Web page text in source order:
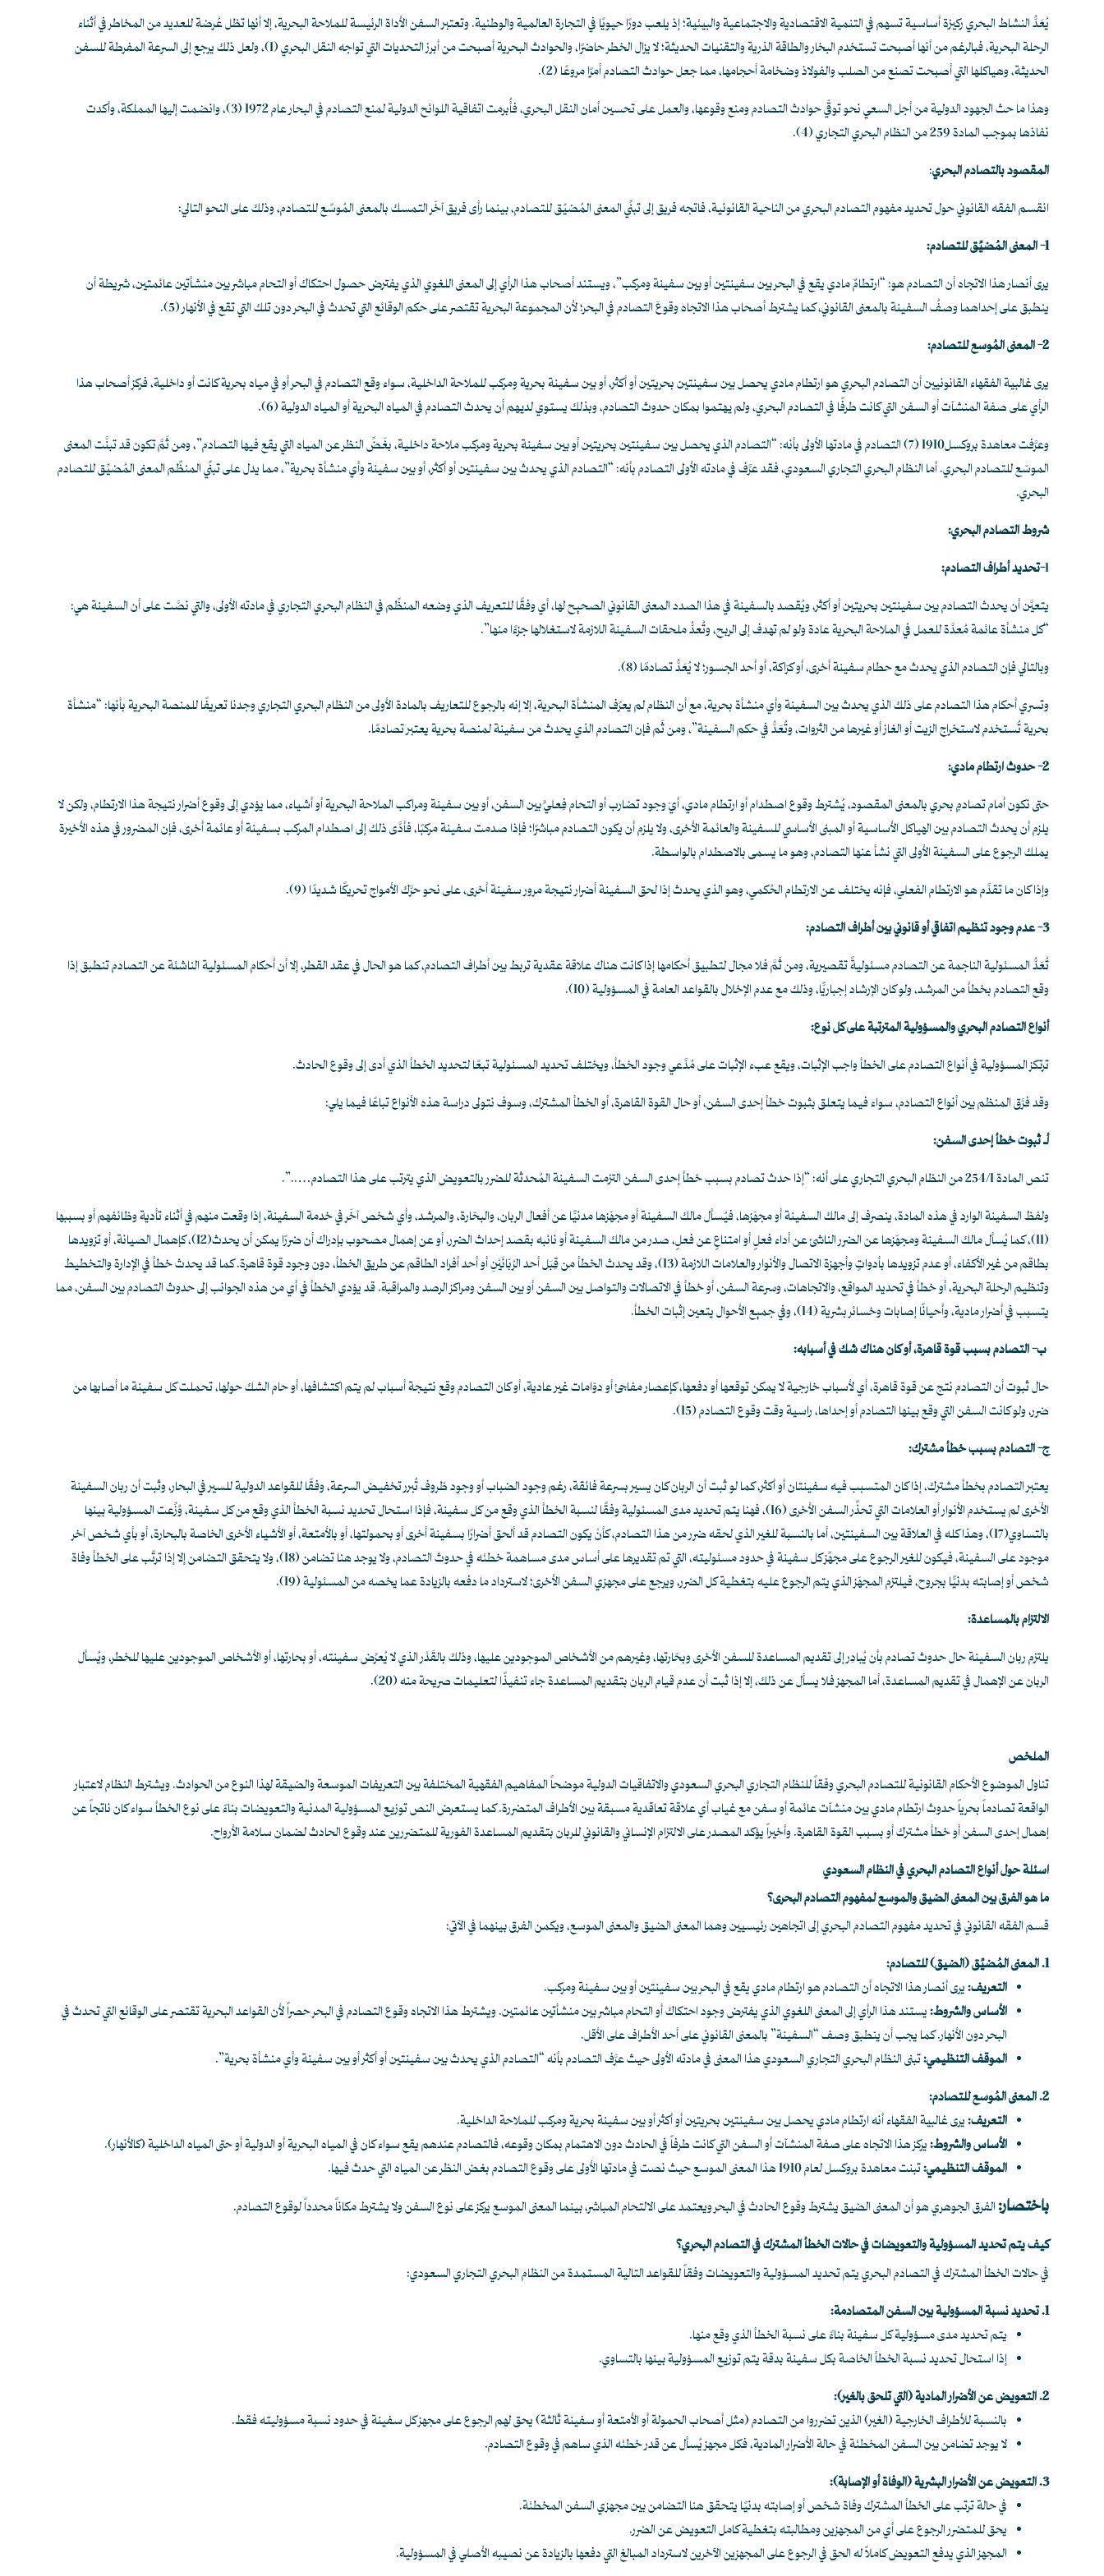
يُعَدُّ النشاط البحري ركيزة أساسية تسهم في التنمية الاقتصادية والاجتماعية والبيئية؛ إذ يلعب دورًا حيويًا في التجارة العالمية والوطنية. وتعتبر السفن الأداة الرئيسة للملاحة البحرية، إلا أنها تظل عُرضة للعديد من المخاطر في أثناء
الرحلة البحرية، فبالرغم من أنها أصبحت تستخدم البخار والطاقة الذرية والتقنيات الحديثة؛ لا يزال الخطر حاضرًا، والحوادث البحرية أصبحت من أبرز التحديات التي تواجه النقل البحري(1) ، ولعل ذلك يرجع إلى السرعة المفرطة للسفن
الحديثة، وهياكلها التي أصبحت تصنع من الصلب والفولاذ وضخامة أحجامها، مما جعل حوادث التصادم أمرًا مروعًا(2)
.
وهذا ما حث الجهود الدولية من أجل السعي نحو توقّي حوادث التصادم ومنع وقوعها، والعمل على تحسين أمان النقل البحري، فأُبرمت اتفاقية اللوائح الدولية لمنع التصادم في البحار عام 1972
(3)
، وانضمت إليها المملكة، وأكدت
نفاذها بموجب المادة 259 من النظام البحري التجاري
(4)
.
المقصود بالتصادم البحري:
انقسم الفقه القانوني حول تحديد مفهوم التصادم البحري من الناحية القانونية، فاتجه فريق إلى تبنِّي المعنى المُضيِّق للتصادم، بينما رأى فريق آخَر التمسك بالمعنى المُوسِّع للتصادم، وذلك على النحو التالي:
1- المعنى المُضيِّق للتصادم:
يرى أنصار هذا الاتجاه أن التصادم هو: “ارتطامٌ مادي يقع في البحر بين سفينتين أو بين سفينة ومركب”، ويستند أصحاب هذا الرأي إلى المعنى اللغوي الذي يفترض حصول احتكاك أو التحام مباشر بين منشأتين عائمتين، شريطة أن
ينطبق على إحداهما وصفُ السفينة بالمعنى القانوني، كما يشترط أصحاب هذا الاتجاه وقوعَ التصادم في البحر؛ لأن المجموعة البحرية تقتصر على حكم الوقائع التي تحدث في البحر دون تلك التي تقع في الأنهار(5)
.
2- المعنى المُوسع للتصادم:
يرى غالبية الفقهاء القانونيين أن التصادم البحري هو ارتطام مادي يحصل بين سفينتين بحريتين أو أكثر، أو بين سفينة بحرية ومركب للملاحة الداخلية، سواء وقع التصادم في البحر أو في مياه بحرية كانت أو داخلية، فركز أصحاب هذا
الرأي على صفة المنشآت أو السفن التي كانت طرفًا في التصادم البحري، ولم يهتموا بمكان حدوث التصادم، وبذلك يستوي لديهم أن يحدث التصادم في المياه البحرية أو المياه الدولية(6)
.
وعرَّفت معاهدة بروكسل1910
(7)
التصادم في مادتها الأولى بأنه: “التصادم الذي يحصل بين سفينتين بحريتين أو بين سفينة بحرية ومركب ملاحة داخلية، بغَضِّ النظر عن المياه التي يقع فيها التصادم”، ومن ثَمَّ تكون قد تبنَّت المعنى
الموسّع للتصادم البحري. أما النظام البحري التجاري السعودي، فقد عرَّف في مادته الأولى التصادم بأنه: “التصادم الذي يحدث بين سفينتين أو أكثر، أو بين سفينة وأي منشأة بحرية”، مما يدل على تبنِّي المنظِّم المعنى المُضيِّق للتصادم
البحري.
شروط التصادم البحري:
1-تحديد أطراف التصادم:
يتعيَّن أن يحدث التصادم بين سفينتين بحريتين أو أكثر، ويُقصد بالسفينة في هذا الصدد المعنى القانوني الصحيح لها، أي وفقًا للتعريف الذي وضعه المنظِّم في النظام البحري التجاري في مادته الأولى، والتي نصَّت على أن السفينة هي:
“كل منشأة عائمة مُعدَّة للعمل في الملاحة البحرية عادة ولو لم تهدف إلى الربح، وتُعدُّ ملحقات السفينة اللازمة لاستغلالها جزءًا منها”.
وبالتالي فإن التصادم الذي يحدث مع حطام سفينة أخرى، أو كرّاكة، أو أحد الجسور؛ لا يُعَدُّ تصادمًا(8)
.
وتسري أحكام هذا التصادم على ذلك الذي يحدث بين السفينة وأي منشأة بحرية، مع أن النظام لم يعرِّف المنشأة البحرية، إلا إنه بالرجوع للتعاريف بالمادة الأولى من النظام البحري التجاري وجدنا تعريفًا للمنصة البحرية بأنها: “منشأة
بحرية تُستخدم لاستخراج الزيت أو الغاز أو غيرها من الثروات، وتُعَدُّ في حكم السفينة”، ومن ثَم فإن التصادم الذي يحدث من سفينة لمنصة بحرية يعتبر تصادمًا.
2- حدوث ارتطام مادي:
حتى نكون أمام تصادمٍ بحري بالمعنى المقصود، يُشترط وقوع اصطدام أو ارتطام مادي، أيْ وجود تضارب أو التحام فِعليٍّ بين السفن، أو بين سفينة ومراكب الملاحة البحرية أو أشياء، مما يؤدي إلى وقوع أضرار نتيجة هذا الارتطام، ولكن لا
يلزم أن يحدث التصادم بين الهياكل الأساسية أو المبنى الأساسي للسفينة والعائمة الأخرى، ولا يلزم أن يكون التصادم مباشرًا؛ فإذا صدمت سفينة مركبًا، فأدَّى ذلك إلى اصطدام المركب بسفينة أو عائمة أخرى، فإن المضرور في هذه الأخيرة
يملك الرجوع على السفينة الأولى التي نشأ عنها التصادم، وهو ما يسمى بالاصطدام بالواسطة.
وإذا كان ما تقدَّم هو الارتطام الفعلي، فإنه يختلف عن الارتطام الحُكمي، وهو الذي يحدث إذا لحق السفينة أضرار نتيجة مرور سفينة أخرى، على نحو حرَّك الأمواج تحريكًا شديدًا(9)
.
3- عدم وجود تنظيم اتفاقي أو قانوني بين أطراف التصادم:
تُعَدُّ المسئولية الناجمة عن التصادم مسئوليةً تقصيرية، ومن ثَمَّ فلا مجال لتطبيق أحكامها إذا كانت هناك علاقة عقدية تربط بين أطراف التصادم، كما هو الحال في عقد القطر، إلا أن أحكام المسئولية الناشئة عن التصادم تنطبق إذا
وقع التصادم بخطأ من المرشد، ولو كان الإرشاد إجباريًّا، وذلك مع عدم الإخلال بالقواعد العامة في المسؤولية(10)
.
أنواع التصادم البحري والمسؤولية المترتبة على كل نوع:
ترتكز المسؤولية في أنواع التصادم على الخطأ واجب الإثبات، ويقع عبء الإثبات على مُدَّعي وجود الخطأ، ويختلف تحديد المسئولية تبعًا لتحديد الخطأ الذي أدى إلى وقوع الحادث.
وقد فرَّق المنظم بين أنواع التصادم، سواء فيما يتعلق بثبوت خطأ إحدى السفن، أو حال القوة القاهرة، أو الخطأ المشترك، وسوف نتولى دراسة هذه الأنواع تباعًا فيما يلي:
أـ ثبوت خطأ إحدى السفن:
تنص المادة 254/1 من النظام البحري التجاري على أنه: “إذا حدث تصادم بسبب خطأ إحدى السفن التزمت السفينة المُحدثة للضرر بالتعويض الذي يترتب على هذا التصادم…..”.
ولفظ السفينة الوارد في هذه المادة، ينصرف إلى مالك السفينة أو مجهّزها، فيُسأل مالك السفينة أو مجهّزها مدنيًّا عن أفعال الربان، والبحّارة، والمرشد، وأي شخص آخَر في خدمة السفينة، إذا وقعت منهم في أثناء تأدية وظائفهم أو بسببها
(11)
، كما يُسأل مالك السفينة ومجهّزها عن الضرر الناشئ عن أداء فعلٍ أو امتناعٍ عن فعلٍ، صدر من مالك السفينة أو نائبه بقصد إحداث الضرر، أو عن إهمال مصحوب بإدراك أن ضررًا يمكن أن يحدث(12)
، كإهمال الصيانة، أو تزويدها
بطاقم من غير الأكفاء، أو عدم تزويدها بأدواتٍ وأجهزة الاتصال والأنوار والعلامات اللازمة(13)
، وقد يحدث الخطأ من قِبَل أحد الرُبّانَيْنِ أو أحد أفراد الطاقم عن طريق الخطأ، دون وجود قوة قاهرة. كما قد يحدث خطأ في الإدارة والتخطيط
وتنظيم الرحلة البحرية، أو خطأ في تحديد المواقع، والاتجاهات، وسرعة السفن، أو خطأ في الاتصالات والتواصل بين السفن أو بين السفن ومراكز الرصد والمراقبة. قد يؤدي الخطأ في أي من هذه الجوانب إلى حدوث التصادم بين السفن، مما
يتسبب في أضرار مادية، وأحيانًا إصابات وخسائر بشرية(14) ،وفي جميع الأحوال يتعين إثبات الخطأ.
ب-التصادم بسبب قوة قاهرة، أو كان هناك شك في أسبابه:
حال ثبوت أن التصادم نتج عن قوة قاهرة، أي لأسباب خارجية لا يمكن توقعها أو دفعها، كإعصار مفاجئ أو دوّامات غير عادية، أو كان التصادم وقع نتيجة أسباب لم يتم اكتشافها، أو حام الشك حولها، تحملت كل سفينة ما أصابها من
ضرر، ولو كانت السفن التي وقع بينها التصادم أو إحداها، راسية وقت وقوع التصادم(15)
.
ج-التصادم بسبب خطأ مشترك:
يعتبر التصادم بخطأ مشترك، إذا كان المتسبب فيه سفينتان أو أكثر، كما لو ثبت أن الربان كان يسير بسرعة فائقة، رغم وجود الضباب أو وجود ظروف تُبرر تخفيض السرعة، وفقًا للقواعد الدولية للسير في البحار، وثبت أن ربان السفينة
الأخرى لم يستخدم الأنوار أو العلامات التي تحذِّر السفن الأخرى(16)
، فهنا يتم تحديد مدى المسئولية وفقًا لنسبة الخطأ الذي وقع من كل سفينة، فإذا استحال تحديد نسبة الخطأ الذي وقع من كل سفينة، وُزِّعت المسؤولية بينها
بالتساوي(17)
، وهذا كله في العلاقة بين السفينتين، أما بالنسبة للغير الذي لحقه ضرر من هذا التصادم، كأنْ يكون التصادم قد ألحق أضرارًا بسفينة أخرى أو بحمولتها، أو بالأمتعة، أو الأشياء الأخرى الخاصة بالبحارة، أو بأي شخص آخر
موجود على السفينة، فيكون للغير الرجوع على مجهِّز كل سفينة في حدود مسئوليته، التي تم تقديرها على أساس مدى مساهمة خطئه في حدوث التصادم، ولا يوجد هنا تضامن(18)
، ولا يتحقق التضامن إلا إذا ترتّب على الخطأ وفاة
شخص أو إصابته بدنيًّا بجروح، فيلتزم المجهّز الذي يتم الرجوع عليه بتغطية كل الضرر، ويرجع على مجهزي السفن الأخرى؛ لاسترداد ما دفعه بالزيادة عما يخصه من المسئولية(19)
.
الالتزام بالمساعدة:
يلتزم ربان السفينة حال حدوث تصادم بأن يُبادِر إلى تقديم المساعدة للسفن الأخرى وبحّارتها، وغيرهم من الأشخاص الموجودين عليها، وذلك بالقَدْر الذي لا يُعرِّض سفينته، أو بحارتها، أو الأشخاص الموجودين عليها للخطر، ويُسأل
الربان عن الإهمال في تقديم المساعدة، أما المجهز فلا يسأل عن ذلك، إلا إذا ثبت أن عدم قيام الربان بتقديم المساعدة جاء تنفيذًا لتعليمات صريحة منه(20)
.
الملخص
تناول الموضوع الأحكام القانونية للتصادم البحري وفقاً للنظام التجاري البحري السعودي والاتفاقيات الدولية موضحاً المفاهيم الفقهية المختلفة بين التعريفات الموسعة والضيقة لهذا النوع من الحوادث. ويشترط النظام لاعتبار
الواقعة تصادماً بحرياً حدوث ارتطام مادي بين منشآت عائمة أو سفن مع غياب أي علاقة تعاقدية مسبقة بين الأطراف المتضررة. كما يستعرض النص توزيع المسؤولية المدنية والتعويضات بناءً على نوع الخطأ سواء كان ناتجاً عن
إهمال إحدى السفن أو خطأ مشترك أو بسبب القوة القاهرة. وأخيراً يؤكد المصدر على الالتزام الإنساني والقانوني للربان بتقديم المساعدة الفورية للمتضررين عند وقوع الحادث لضمان سلامة الأرواح.
اسئلة حول أنواع التصادم البحري في النظام السعودي
ما هو الفرق بين المعنى الضيق والموسع لمفهوم التصادم البحرى؟
قسم الفقه القانوني في تحديد مفهوم التصادم البحري إلى اتجاهين رئيسيين وهما المعنى الضيق والمعنى الموسع، ويكمن الفرق بينهما في الآتي:
1. المعنى المُضيِّق (الضيق) للتصادم:
التعريف:يرى أنصار هذا الاتجاه أن التصادم هو ارتطام مادي يقع في البحر بين سفينتين أو بين سفينة ومركب.
الأساس والشروط:يستند هذا الرأي إلى المعنى اللغوي الذي يفترض وجود احتكاك أو التحام مباشر بين منشأتين عائمتين. ويشترط هذا الاتجاه وقوع التصادم في البحر حصراً لأن القواعد البحرية تقتصر على الوقائع التي تحدث في
البحر دون الأنهار. كما يجب أن ينطبق وصف “السفينة” بالمعنى القانوني على أحد الأطراف على الأقل.
الموقف التنظيمي:تبنى النظام البحري التجاري السعودي هذا المعنى في مادته الأولى حيث عرَّف التصادم بأنه “التصادم الذي يحدث بين سفينتين أو أكثر أو بين سفينة وأي منشأة بحرية”.
2. المعنى المُوسع للتصادم:
التعريف:يرى غالبية الفقهاء أنه ارتطام مادي يحصل بين سفينتين بحريتين أو أكثر أو بين سفينة بحرية ومركب للملاحة الداخلية.
الأساس والشروط:يركز هذا الاتجاه على صفة المنشآت أو السفن التي كانت طرفاً في الحادث دون الاهتمام بمكان وقوعه، فالتصادم عندهم يقع سواء كان في المياه البحرية أو الدولية أو حتى المياه الداخلية (كالأنهار).
الموقف التنظيمي:تبنت معاهدة بروكسل لعام 1910 هذا المعنى الموسع حيث نصت في مادتها الأولى على وقوع التصادم بغض النظر عن المياه التي حدث فيها.
باختصار:الفرق الجوهري هو أن المعنى الضيق يشترط وقوع الحادث في البحر ويعتمد على الالتحام المباشر، بينما المعنى الموسع يركز على نوع السفن ولا يشترط مكاناً محدداً لوقوع التصادم.
كيف يتم تحديد المسؤولية والتعويضات في حالات الخطأ المشترك في التصادم البحري؟
في حالات الخطأ المشترك في التصادم البحري يتم تحديد المسؤولية والتعويضات وفقاً للقواعد التالية المستمدة من النظام البحري التجاري السعودي:
1. تحديد نسبة المسؤولية بين السفن المتصادمة:
يتم تحديد مدى مسؤولية كل سفينة بناءً على نسبة الخطأ الذي وقع منها.
إذا استحال تحديد نسبة الخطأ الخاصة بكل سفينة بدقة يتم توزيع المسؤولية بينها بالتساوي.
2. التعويض عن الأضرار المادية (التي تلحق بالغير):
بالنسبة للأطراف الخارجية (الغير) الذين تضرروا من التصادم (مثل أصحاب الحمولة أو الأمتعة أو سفينة ثالثة) يحق لهم الرجوع على مجهز كل سفينة في حدود نسبة مسؤوليته فقط.
لا يوجد تضامن بين السفن المخطئة في حالة الأضرار المادية، فكل مجهز يُسأل عن قدر خطئه الذي ساهم في وقوع التصادم.
3. التعويض عن الأضرار البشرية (الوفاة أو الإصابة):
في حالة ترتب على الخطأ المشترك وفاة شخص أو إصابته بدنيًا يتحقق هنا التضامن بين مجهزي السفن المخطئة.
يحق للمتضرر الرجوع على أي من المجهزين ومطالبته بتغطية كامل التعويض عن الضرر.
المجهز الذي يدفع التعويض كاملاً له الحق في الرجوع على المجهزين الآخرين لاسترداد المبالغ التي دفعها بالزيادة عن نصيبه الأصلي في المسؤولية.